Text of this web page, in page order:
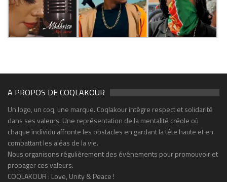
A PROPOS DE COQLAKOUR
Un logo, un coq, une marque. Coqlakour intègre respect et solidarité
dans ses valeurs. Une représentation de la mentalité créole où
chaque individu affronte les obstacles en gardant la tête haute et en
combattant les aléas de la vie.
Nous organisons régulièrement des événements pour promouvoir et
propager ces valeurs.
COQLAKOUR : Love, Unity & Peace !